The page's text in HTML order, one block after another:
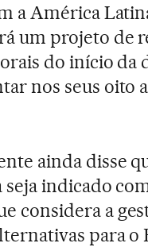
a América
um projeto de
do início da
nos seus oito
ainda disse
indicado
considera a
para o